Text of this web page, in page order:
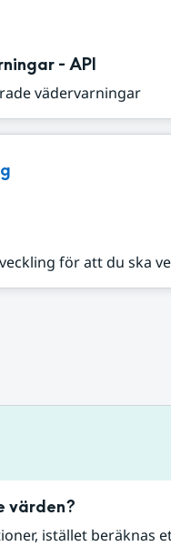
- API
vädervarningar
för att du ska
värden?
istället beräknas